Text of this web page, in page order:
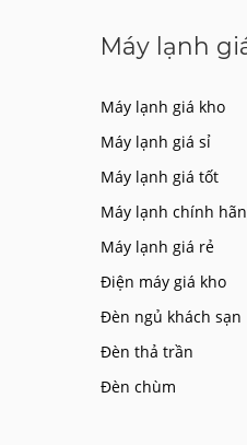
Máy lạnh
Máy lạnh giá kho
Máy lạnh giá sỉ
Máy lạnh giá tốt
Máy lạnh chính
Máy lạnh giá rẻ
Điện máy giá kho
Đèn ngủ khách sạn
Đèn thả trần
Đèn chùm